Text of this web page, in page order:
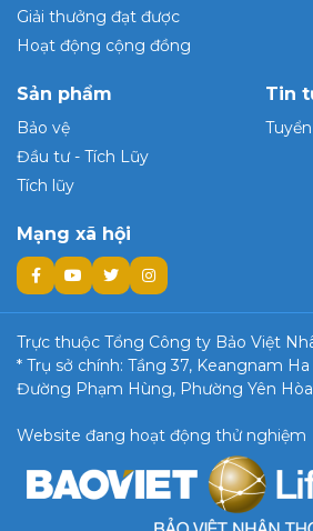
Giải thưởng đạt được
Hoạt động cộng đồng
Sản phẩm
Bảo vệ
Đầu tư - Tích Lũy
Tích lũy
Mạng xã hội
Tin
Trực thuộc Tổng Công ty Bảo Việt
* Trụ sở chính: Tầng 37, Keangnam
Đường Phạm Hùng, Phường Yên
Website đang hoạt động thử nghiệm